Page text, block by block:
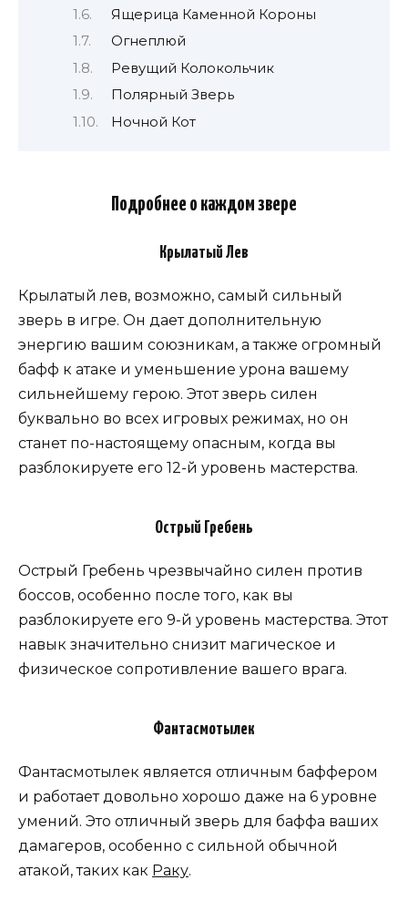
Ящерица Каменной Короны
Огнеплюй
Ревущий Колокольчик
Полярный Зверь
Ночной Кот
Подробнее о каждом звере
Крылатый Лев
Крылатый лев, возможно, самый сильный
зверь в игре. Он дает дополнительную
энергию вашим союзникам, а также огромный
бафф к атаке и уменьшение урона вашему
сильнейшему герою. Этот зверь силен
буквально во всех игровых режимах, но он
станет по-настоящему опасным, когда вы
разблокируете его 12-й уровень мастерства.
Острый Гребень
Острый Гребень чрезвычайно силен против
боссов, особенно после того, как вы
разблокируете его 9-й уровень мастерства. Этот
навык значительно снизит магическое и
физическое сопротивление вашего врага.
Фантасмотылек
Фантасмотылек является отличным баффером
и работает довольно хорошо даже на 6 уровне
умений. Это отличный зверь для баффа ваших
дамагеров, особенно с сильной обычной
атакой, таких как Раку.